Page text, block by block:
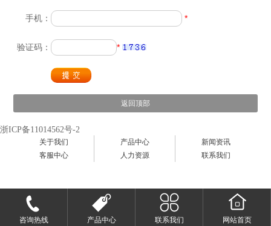
手机： *
验证码： *
返回顶部
浙ICP备11014562号-2
关于我们 产品中心
新闻资讯
客服中心
人力资源 联系我们
咨询热线 产品中心 联系我们 网站首页